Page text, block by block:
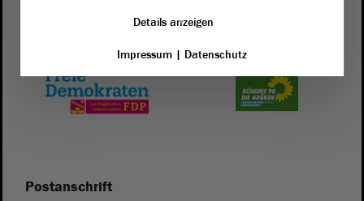
Postanschrift
Details anzeigen
Impressum| Datenschutz